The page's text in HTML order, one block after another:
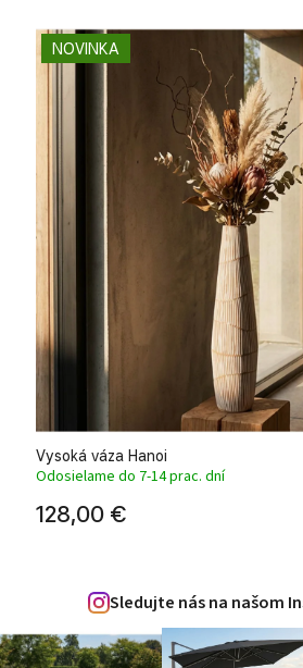
NOVINKA
Vysoká váza Hanoi
Odosielame do 7-14 prac. dní
128,00 €
Sledujte nás na našom